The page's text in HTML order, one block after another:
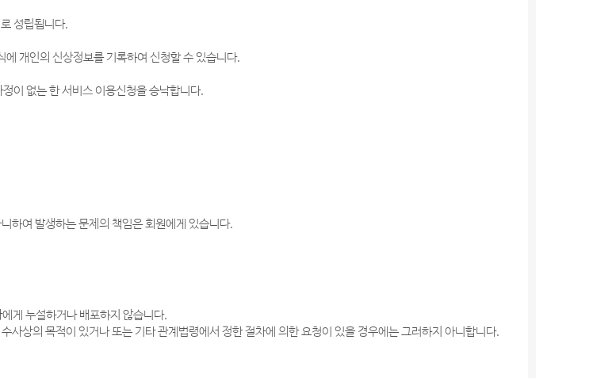
성립됩니다.
개인의 신상정보를 기록하여 신청할 수 있습니다.
이 없는 한 서비스 이용신청을 승낙합니다.
하여 발생하는 문제의 책임은 회원에게 있습니다.
게 누설하거나 배포하지 않습니다.
사상의 목적이 있거나 또는 기타 관계법령에서 정한 절차에 의한 요청이 있을 경우에는 그러하지 아니합니다.